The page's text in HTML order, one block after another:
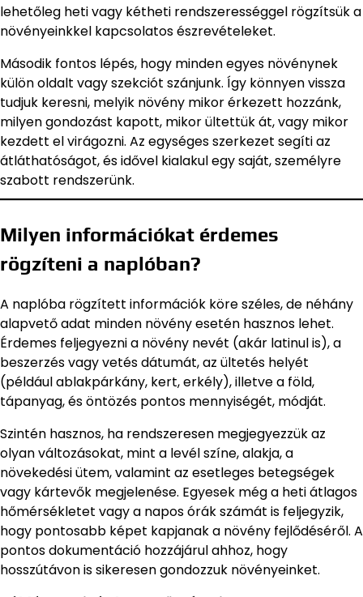
lehetőleg heti vagy kétheti rendszerességgel rögzítsük a
növényeinkkel kapcsolatos észrevételeket.
Második fontos lépés, hogy minden egyes növénynek
külön oldalt vagy szekciót szánjunk. Így könnyen vissza
tudjuk keresni, melyik növény mikor érkezett hozzánk,
milyen gondozást kapott, mikor ültettük át, vagy mikor
kezdett el virágozni. Az egységes szerkezet segíti az
átláthatóságot, és idővel kialakul egy saját, személyre
szabott rendszerünk.
Milyen információkat érdemes
rögzíteni a naplóban?
A naplóba rögzített információk köre széles, de néhány
alapvető adat minden növény esetén hasznos lehet.
Érdemes feljegyezni a növény nevét (akár latinul is), a
beszerzés vagy vetés dátumát, az ültetés helyét
(például ablakpárkány, kert, erkély), illetve a föld,
tápanyag, és öntözés pontos mennyiségét, módját.
Szintén hasznos, ha rendszeresen megjegyezzük az
olyan változásokat, mint a levél színe, alakja, a
növekedési ütem, valamint az esetleges betegségek
vagy kártevők megjelenése. Egyesek még a heti átlagos
hőmérsékletet vagy a napos órák számát is feljegyzik,
hogy pontosabb képet kapjanak a növény fejlődéséről. A
pontos dokumentáció hozzájárul ahhoz, hogy
hosszútávon is sikeresen gondozzuk növényeinket.